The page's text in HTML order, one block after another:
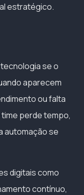
estratégico.
se o
aparecem
ou falta
perde tempo,
automação se
digitais como
contínuo,